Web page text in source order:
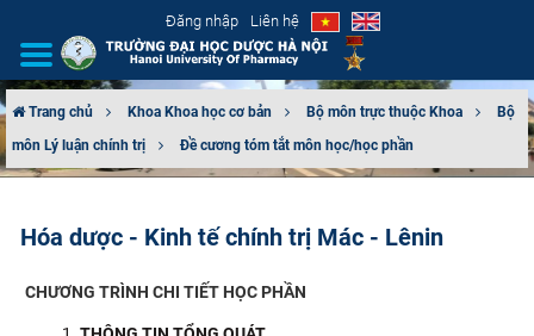
Đăng nhập Liên hệ
GIỚI THIỆU
Trang chủ Khoa Khoa học cơ bản Bộ môn trực thuộc Khoa
Bộ
môn Lý luận chính trị
Đề cương tóm tắt môn học/học phần
Hóa dược - Kinh tế chính trị Mác - Lênin
CHƯƠNG TRÌNH CHI TIẾT HỌC PHẦN